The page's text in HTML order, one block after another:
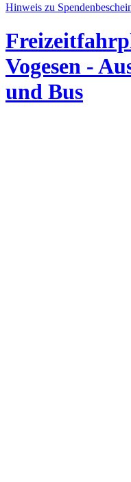
Hinweis zu
Vogesen -
und Bus